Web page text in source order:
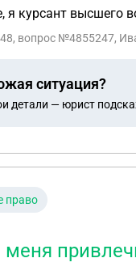
я курсант высшего
, вопрос №4855247,
ситуация?
детали — юрист
право